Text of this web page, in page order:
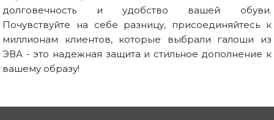
долговечность и удобство вашей обуви.
Почувствуйте на себе разницу, присоединяйтесь к
миллионам клиентов, которые выбрали галоши из
ЭВА - это надежная защита и стильное дополнение к
вашему образу!